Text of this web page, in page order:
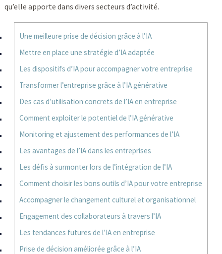
qu’elle apporte dans divers secteurs d’activité.
Une meilleure prise de décision grâce à l’IA
Mettre en place une stratégie d’IA adaptée
Les dispositifs d’IA pour accompagner votre entreprise
Transformer l’entreprise grâce à l’IA générative
Des cas d’utilisation concrets de l’IA en entreprise
Comment exploiter le potentiel de l’IA générative
Monitoring et ajustement des performances de l’IA
Les avantages de l’IA dans les entreprises
Les défis à surmonter lors de l’intégration de l’IA
Comment choisir les bons outils d’IA pour votre entreprise
Accompagner le changement culturel et organisationnel
Engagement des collaborateurs à travers l’IA
Les tendances futures de l’IA en entreprise
Prise de décision améliorée grâce à l’IA